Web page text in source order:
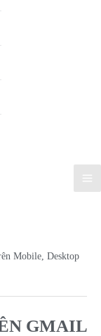
Mobile, Desktop
GMAIL